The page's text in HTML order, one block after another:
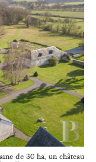
de 30 ha, un château